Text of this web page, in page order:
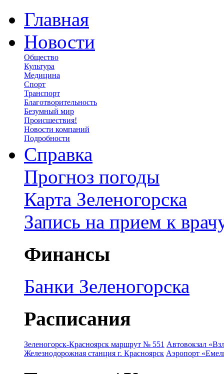
Главная
Новости
Общество
Культура
Медицина
Спорт
Транспорт
Благотворительность
Безумный мир
Происшествия!
Новости компаний
Подробности
Справка
Прогноз погоды
Карта Зеленогорска
Запись на прием к
Финансы
Банки Зеленогорска
Расписания
Зеленогорск-Красноярск маршрут № 551 Автовокзал
Железнодорожная станция г. Красноярск Аэропорт